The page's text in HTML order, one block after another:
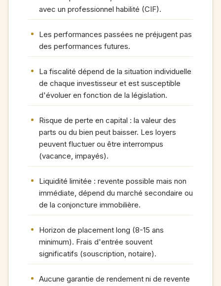
avec un professionnel habilité (CIF).
Les performances passées ne préjugent pas
des performances futures.
La fiscalité dépend de la situation individuelle
de chaque investisseur et est susceptible
d'évoluer en fonction de la législation.
Risque de perte en capital : la valeur des
parts ou du bien peut baisser. Les loyers
peuvent fluctuer ou être interrompus
(vacance, impayés).
Liquidité limitée : revente possible mais non
immédiate, dépend du marché secondaire ou
de la conjoncture immobilière.
Horizon de placement long (8-15 ans
minimum). Frais d'entrée souvent
significatifs (souscription, notaire).
Aucune garantie de rendement ni de revente